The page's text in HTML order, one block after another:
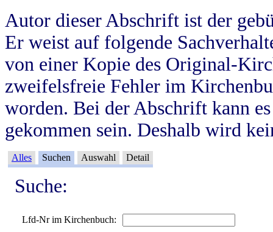
Autor dieser Abschrift ist der
Er weist auf folgende
von einer Kopie des Original-
zweifelsfreie Fehler im
worden. Bei der Abschrift kann
gekommen sein. Deshalb wird
Alles Suchen Auswahl Detail
Suche:
Lfd-Nr im Kirchenbuch: